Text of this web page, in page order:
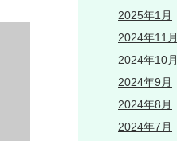
2025年1月
2024年11月
2024年10月
2024年9月
2024年8月
2024年7月